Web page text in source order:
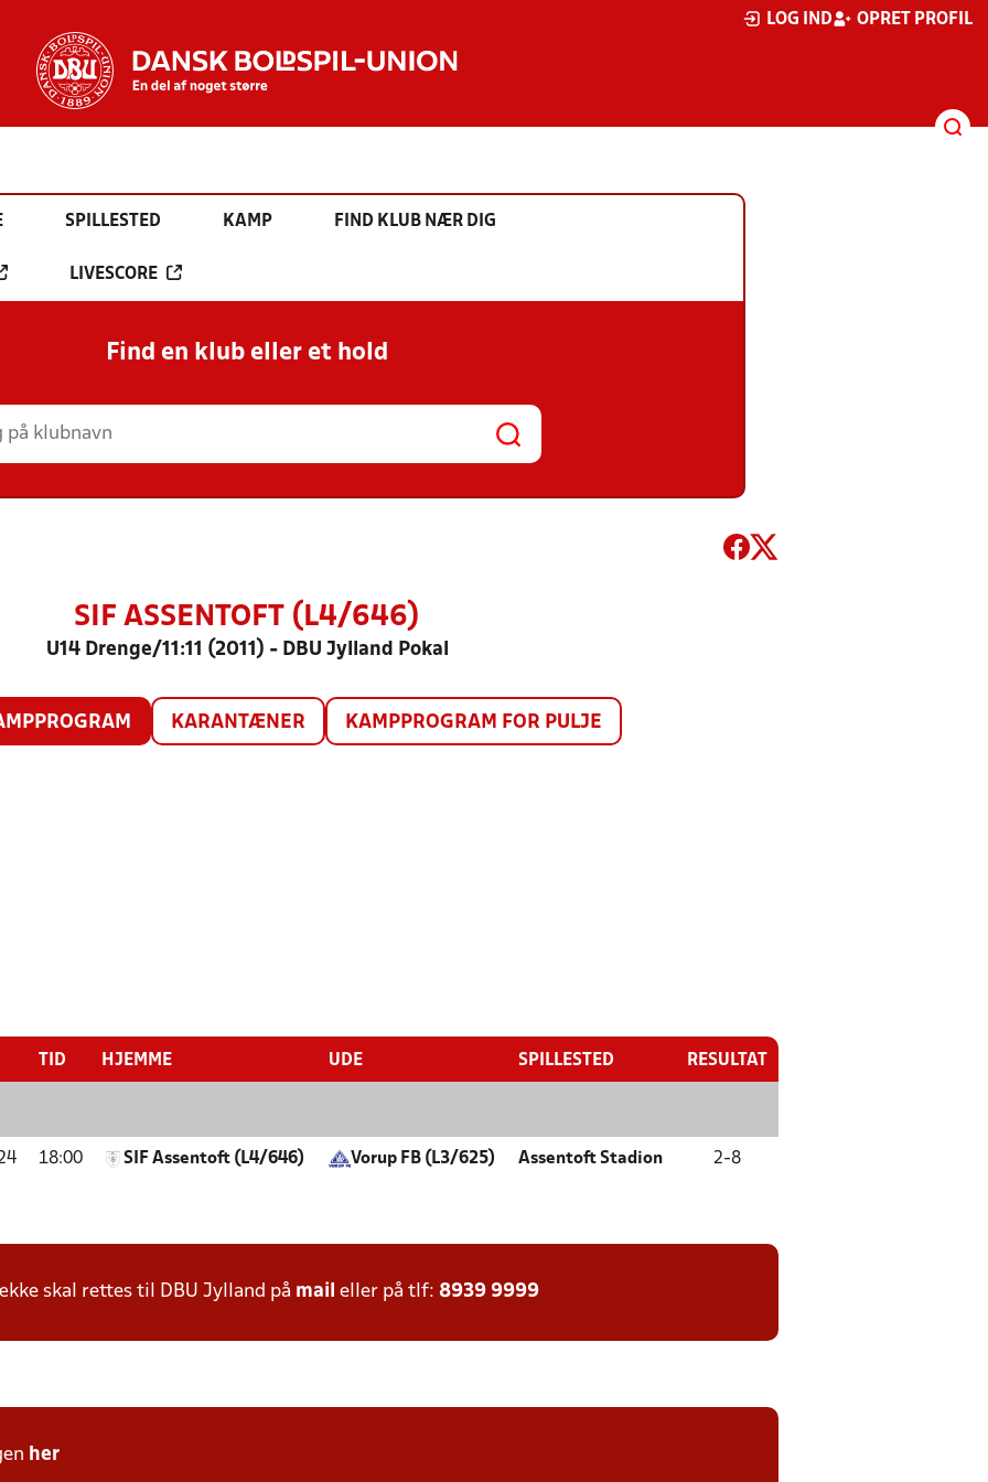
LOG IND OPRET PROFIL
SPILLESTED KAMP FIND KLUB NÆR DIG
LIVESCORE
Find en klub eller et hold
SIF ASSENTOFT (L4/646)
U14 Drenge/11:11 (2011) - DBU Jylland Pokal
KARANTÆNER KAMPPROGRAM FOR PULJE
TID HJEMME UDE SPILLESTED RESULTAT
18:00 SIF Assentoft (L4/646) Vorup FB (L3/625) Assentoft Stadion 2-8
skal rettes til DBU Jylland på mail eller på tlf: 8939 9999
her